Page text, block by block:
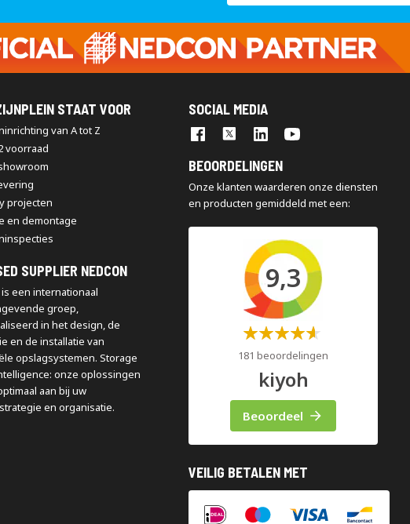
op
onze
nieuwsbrief
STAAT VOOR
van A tot Z
voorraad
projecten
en demontage
SUPPLIER NEDCON
een internationaal
groep,
in het design, de
en de installatie van
opslagsystemen. Storage
onze oplossingen
aan bij uw
en organisatie.
SOCIAL MEDIA
BEOORDELINGEN
Onze klanten waarderen onze diensten
en producten gemiddeld met een:
9,3
Waardering:
181 beoordelingen
kiyoh
Beoordeel
VEILIG BETALEN MET